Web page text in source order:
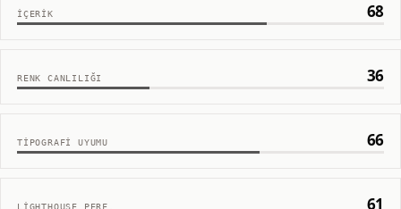
İÇERIK 68
RENK CANLILIĞI 36
TIPOGRAFI UYUMU 66
LIGHTHOUSE PERF. 61